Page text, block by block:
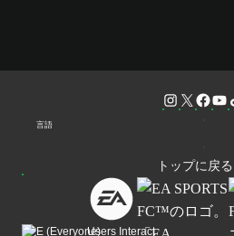
言語
トップに戻る
Users Interact